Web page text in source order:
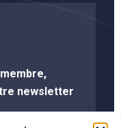
newsletter